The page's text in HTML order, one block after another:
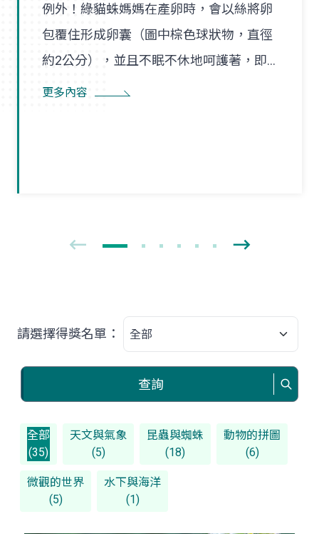
例外！綠貓蛛媽媽在產卵時，會以絲將卵
包覆住形成卵囊（圖中棕色球狀物，直徑
約2公分），並且不眠不休地呵護著，即
使尋找食物也是在一定範圍內，隨時防患
更多內容
請選擇得獎名單：
查詢
全部
(35)
天文與氣象
(5)
昆蟲與蜘蛛
(18)
動物的拼圖
(6)
微觀的世界
(5)
水下與海洋
(1)